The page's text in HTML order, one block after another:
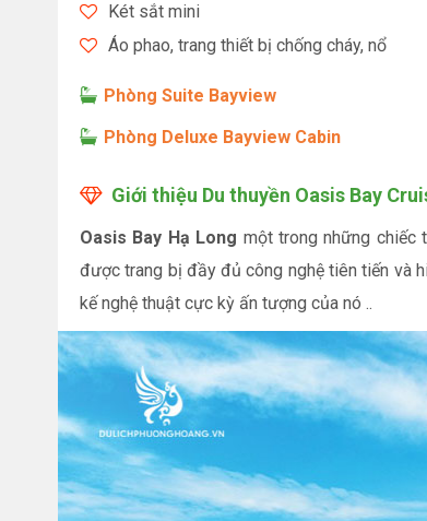
Két sắt mini
Áo phao, trang thiết bị chống cháy, nổ
Phòng Suite Bayview
Phòng Deluxe Bayview Cabin
Giới thiệu Du thuyền Oasis Bay
Oasis Bay Hạ Long một trong những chiếc
được trang bị đầy đủ công nghệ tiên tiến và
kế nghệ thuật cực kỳ ấn tượng của nó ..